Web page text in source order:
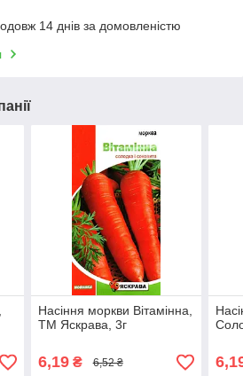
14 днів за домовленістю
Насіння моркви Вiтамiнна,
ТМ Яскрава, 3г
6,19₴ 6,52 ₴